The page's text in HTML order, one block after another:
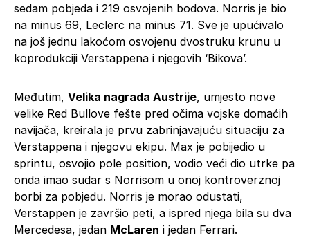
sedam pobjeda i 219 osvojenih bodova. Norris je bio
na minus 69, Leclerc na minus 71. Sve je upućivalo
na još jednu lakoćom osvojenu dvostruku krunu u
koprodukciji Verstappena i njegovih ‘Bikova’.
Međutim, Velika nagrada Austrije, umjesto nove
velike Red Bullove fešte pred očima vojske domaćih
navijača, kreirala je prvu zabrinjavajuću situaciju za
Verstappena i njegovu ekipu. Max je pobijedio u
sprintu, osvojio pole position, vodio veći dio utrke pa
onda imao sudar s Norrisom u onoj kontroverznoj
borbi za pobjedu. Norris je morao odustati,
Verstappen je završio peti, a ispred njega bila su dva
Mercedesa, jedan McLaren i jedan Ferrari.